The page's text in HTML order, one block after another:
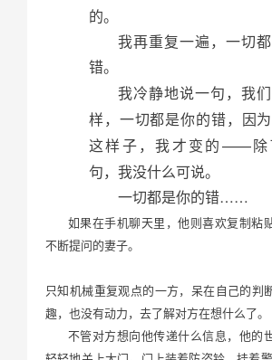
的。
我再重复一遍，一切
错。
我冷静地说一句，我
样，一切都是你的错，因
这样子，我才变的 ——除
句，我没什么可说。
一切都是你的错……
如果在手机聊天里，他则喜欢复制粘
不断提问的妻子。
只知机械重复观点的一方，呆在自己的判
趣，也没有动力，去了解对方在想什么了。
不管对方想向他传递什么信息，他的